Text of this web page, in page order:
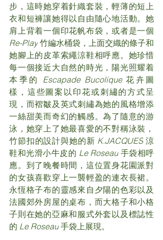
步，這時她穿着針織套裝，輕薄的短上
衣和短褲讓她得以自由隨心地活動。她
Re-Play 竹編水桶袋，上面交織的條子和
她腳上的皮革索繩涼鞋相呼應。她珍惜
每一個接近大自然的時光，陽光照耀着
本季的 Escapade Bucolique 花卉圖
樣，這些圖案以印花或刺繡的方式呈
現，而褶皺及英式刺繡為她的風格增添
一絲甜美而奇幻的觸感。為了隨意的游
泳，她穿上了她最喜愛的不對稱泳裝，
竹節扣的設計與她的新 K.JACQUES 涼
鞋和光滑小牛皮的 Le Roseau 手袋相呼
應。到了晚餐時間，這位置身花園派對
的女孩喜歡穿上一襲輕盈的連衣長裙。
永恆格子布的靈感來自夕陽的色彩以及
法國郊外房屋的桌布，而大格子和小格
子則在她的亞麻和服式外套以及標誌性
的 Le Roseau 手袋上展現。